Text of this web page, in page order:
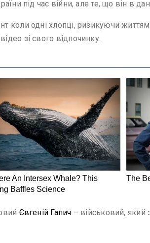
під час війни, але те, що він в
коли одні хлопці, ризикуючи
зі свого відпочинку.
Євгеній Гапич – військовий, який